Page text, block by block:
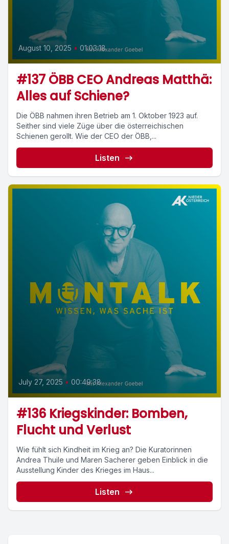
August 10, 2025 • 01:03:18
#137 ÖBB CEO Andreas Matthä:
Alles auf Schiene?
Die ÖBB nahmen ihren Betrieb am 1. Oktober 1923 auf.
Seither sind viele Züge über die österreichischen
Schienen gerollt. Wie der CEO der ÖBB,...
Listen
July 27, 2025 • 00:49:38
#136 Kriegskinder: Bomben,
Flucht und Verlust
Wie fühlt sich Kindheit im Krieg an? Die Kuratorinnen
Andrea Thuile und Maren Sacherer geben Einblick in die
Ausstellung Kinder des Krieges im Haus...
Listen